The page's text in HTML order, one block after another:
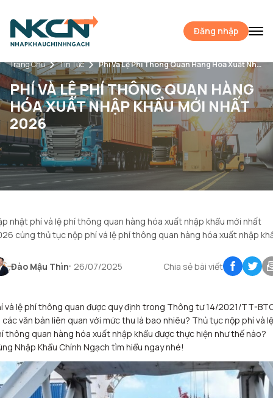
Đăng nhập
Trang Chủ Tin Tức Phí Và Lệ Phí Thông Quan Hàng Hóa Xuất Nhập Khẩu Mới Nhất 2026
PHÍ VÀ LỆ PHÍ THÔNG QUAN HÀNG
HÓA XUẤT NHẬP KHẨU MỚI NHẤT
2026
nhật phí và lệ phí thông quan hàng hóa xuất nhập khẩu mới nhất
cùng thủ tục nộp phí và lệ phí thông quan hàng hóa xuất nhập
Đào Mậu Thìn 26/07/2025 Chia sẻ bài viết
và lệ phí thông quan được quy định trong Thông tư 14/2021/TT-
các văn bản liên quan với mức thu là bao nhiêu? Thủ tục nộp phí và lệ
thông quan hàng hóa xuất nhập khẩu được thực hiện như thế nào?
Nhập Khẩu Chính Ngạch tìm hiểu ngay nhé!